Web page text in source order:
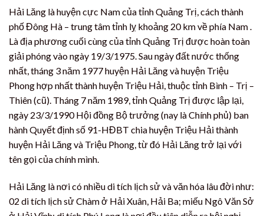
Hải Lăng là huyện cực Nam của tỉnh Quảng Trị, cách thành
phố Đông Hà – trung tâm tỉnh lỵ khoảng 20 km về phía Nam .
Là địa phương cuối cùng của tỉnh Quảng Trị được hoàn toàn
giải phóng vào ngày 19/3/1975. Sau ngày đất nước thống
nhất, tháng 3 năm 1977 huyện Hải Lăng và huyện Triệu
Phong hợp nhất thành huyện Triệu Hải, thuộc tỉnh Bình – Trị –
Thiên (cũ). Tháng 7 năm 1989, tỉnh Quảng Trị được lập lại,
ngày 23/3/1990 Hội đồng Bộ trưởng (nay là Chính phủ) ban
hành Quyết định số 91-HĐBT chia huyện Triệu Hải thành
huyện Hải Lăng và Triệu Phong, từ đó Hải Lăng trở lại với
tên gọi của chính mình.
Hải Lăng là nơi có nhiều di tích lịch sử và văn hóa lâu đời như:
02 di tích lịch sử Chàm ở Hải Xuân, Hải Ba; miếu Ngô Văn Sở